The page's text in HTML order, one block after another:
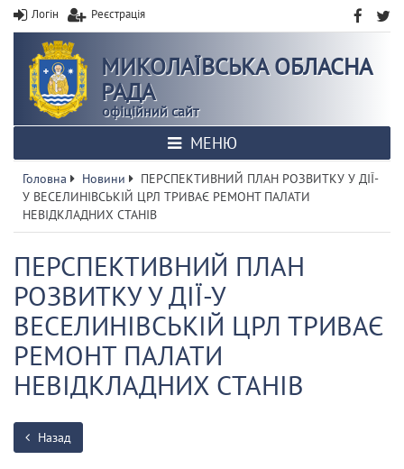
Логін Реєстрація
МИКОЛАЇВСЬКА ОБЛАСНА
РАДА
офіційний сайт
МЕНЮ
Головна Новини
ПЕРСПЕКТИВНИЙ ПЛАН РОЗВИТКУ У ДІЇ-
У ВЕСЕЛИНІВСЬКІЙ ЦРЛ ТРИВАЄ РЕМОНТ ПАЛАТИ
НЕВІДКЛАДНИХ СТАНІВ
ПЕРСПЕКТИВНИЙ ПЛАН
РОЗВИТКУ У ДІЇ-У
ВЕСЕЛИНІВСЬКІЙ ЦРЛ ТРИВАЄ
РЕМОНТ ПАЛАТИ
НЕВІДКЛАДНИХ СТАНІВ
Назад